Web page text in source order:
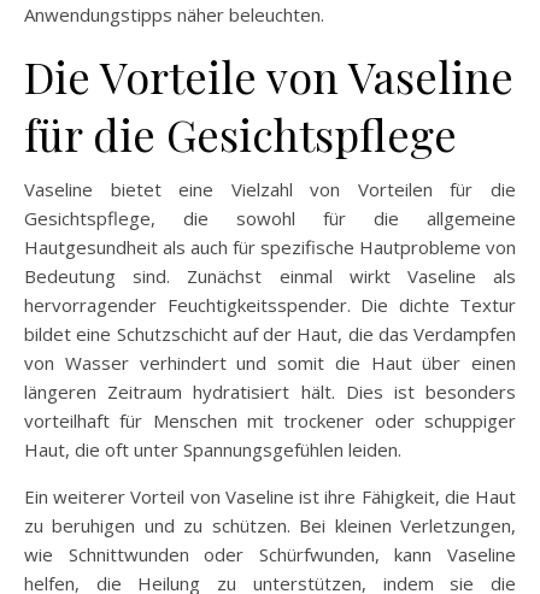
Anwendungstipps näher beleuchten.
Die Vorteile von Vaseline
für die Gesichtspflege
Vaseline bietet eine Vielzahl von Vorteilen für die
Gesichtspflege, die sowohl für die allgemeine
Hautgesundheit als auch für spezifische Hautprobleme von
Bedeutung sind. Zunächst einmal wirkt Vaseline als
hervorragender Feuchtigkeitsspender. Die dichte Textur
bildet eine Schutzschicht auf der Haut, die das Verdampfen
von Wasser verhindert und somit die Haut über einen
längeren Zeitraum hydratisiert hält. Dies ist besonders
vorteilhaft für Menschen mit trockener oder schuppiger
Haut, die oft unter Spannungsgefühlen leiden.
Ein weiterer Vorteil von Vaseline ist ihre Fähigkeit, die Haut
zu beruhigen und zu schützen. Bei kleinen Verletzungen,
wie Schnittwunden oder Schürfwunden, kann Vaseline
helfen, die Heilung zu unterstützen, indem sie die